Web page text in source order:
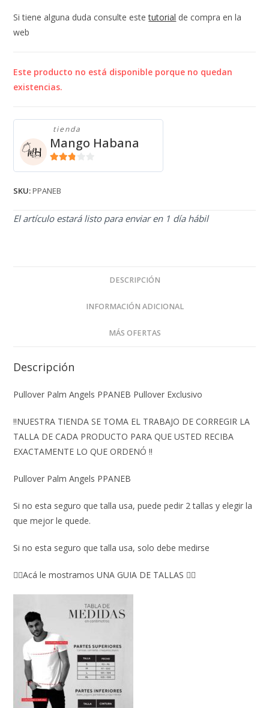
Si tiene alguna duda consulte estetutorial de compra en la
web
Este producto no está disponible porque no quedan
existencias.
tienda
Mango Habana
SKU:PPANEB
El artículo estará listo para enviar en 1 día hábil
DESCRIPCIÓN
INFORMACIÓN ADICIONAL
MÁS OFERTAS
Descripción
Pullover Palm Angels PPANEB Pullover Exclusivo
‼️NUESTRA TIENDA SE TOMA EL TRABAJO DE CORREGIR LA
TALLA DE CADA PRODUCTO PARA QUE USTED RECIBA
EXACTAMENTE LO QUE ORDENÓ ‼️
Pullover Palm Angels PPANEB
Si no esta seguro que talla usa, puede pedir 2 tallas y elegir la
que mejor le quede.
Si no esta seguro que talla usa, solo debe medirse
👇🏼Acá le mostramos UNA GUIA DE TALLAS 👇🏻